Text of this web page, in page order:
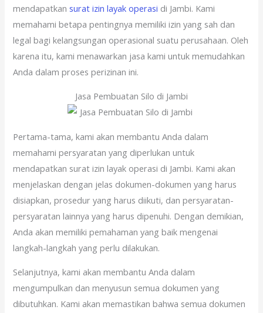
mendapatkansurat izin layak operasi di Jambi. Kami
memahami betapa pentingnya memiliki izin yang sah dan
legal bagi kelangsungan operasional suatu perusahaan. Oleh
karena itu, kami menawarkan jasa kami untuk memudahkan
Anda dalam proses perizinan ini.
Jasa Pembuatan Silo di Jambi
Pertama-tama, kami akan membantu Anda dalam
memahami persyaratan yang diperlukan untuk
mendapatkan surat izin layak operasi di Jambi. Kami akan
menjelaskan dengan jelas dokumen-dokumen yang harus
disiapkan, prosedur yang harus diikuti, dan persyaratan-
persyaratan lainnya yang harus dipenuhi. Dengan demikian,
Anda akan memiliki pemahaman yang baik mengenai
langkah-langkah yang perlu dilakukan.
Selanjutnya, kami akan membantu Anda dalam
mengumpulkan dan menyusun semua dokumen yang
dibutuhkan. Kami akan memastikan bahwa semua dokumen